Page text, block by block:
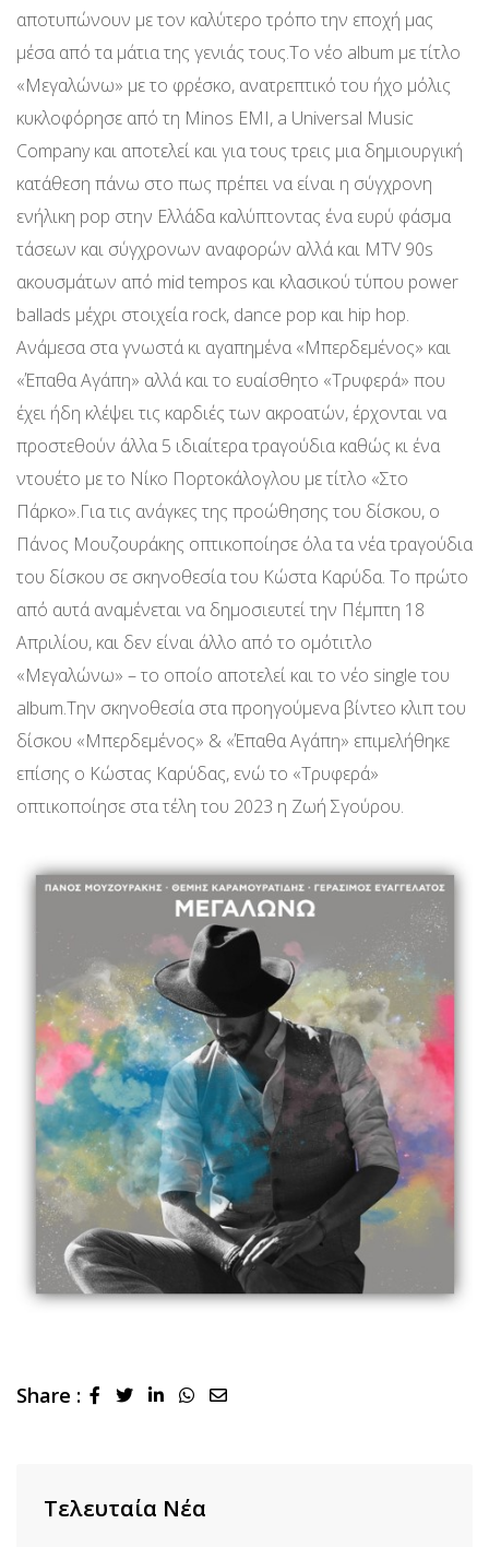
αποτυπώνουν με τον καλύτερο τρόπο την εποχή μας
μέσα από τα μάτια της γενιάς τους.Το νέο album με τίτλο
«Μεγαλώνω» με το φρέσκο, ανατρεπτικό του ήχο μόλις
κυκλοφόρησε από τη Minos EMI, a Universal Music
Company και αποτελεί και για τους τρεις μια δημιουργική
κατάθεση πάνω στο πως πρέπει να είναι η σύγχρονη
ενήλικη pop στην Ελλάδα καλύπτοντας ένα ευρύ φάσμα
τάσεων και σύγχρονων αναφορών αλλά και MTV 90s
ακουσμάτων από mid tempos και κλασικού τύπου power
ballads μέχρι στοιχεία rock, dance pop και hip hop.
Ανάμεσα στα γνωστά κι αγαπημένα «Μπερδεμένος» και
«Έπαθα Αγάπη» αλλά και το ευαίσθητο «Τρυφερά» που
έχει ήδη κλέψει τις καρδιές των ακροατών, έρχονται να
προστεθούν άλλα 5 ιδιαίτερα τραγούδια καθώς κι ένα
ντουέτο με το Νίκο Πορτοκάλογλου με τίτλο «Στο
Πάρκο».Για τις ανάγκες της προώθησης του δίσκου, ο
Πάνος Μουζουράκης οπτικοποίησε όλα τα νέα τραγούδια
του δίσκου σε σκηνοθεσία του Κώστα Καρύδα. Το πρώτο
από αυτά αναμένεται να δημοσιευτεί την Πέμπτη 18
Απριλίου, και δεν είναι άλλο από το ομότιτλο
«Μεγαλώνω» – το οποίο αποτελεί και το νέο single του
album.Την σκηνοθεσία στα προηγούμενα βίντεο κλιπ του
δίσκου «Μπερδεμένος» & «Έπαθα Αγάπη» επιμελήθηκε
επίσης ο Κώστας Καρύδας, ενώ το «Τρυφερά»
οπτικοποίησε στα τέλη του 2023 η Ζωή Σγούρου.
Share : LinkedInWhatsapp
Share
Τελευταία Νέα